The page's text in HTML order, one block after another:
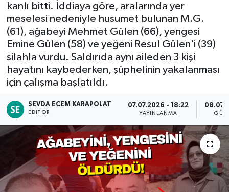
kanlı bitti. İddiaya göre, aralarında yer
meselesi nedeniyle husumet bulunan M.G.
(61), ağabeyi Mehmet Gülen (66), yengesi
Emine Gülen (58) ve yeğeni Resul Gülen'i (39)
silahla vurdu. Saldırıda aynı aileden 3 kişi
hayatını kaybederken, şüphelinin yakalanması
için çalışma başlatıldı.
SEVDA ECEM KARAPOLAT
EDITÖR
07.07.2026 - 18:22
YAYINLANMA
Resmi İlanlar
Sağlık
Siyaset
Yaşam